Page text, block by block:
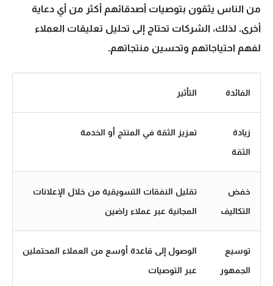
من الناس يثقون بتوصيات أصدقائهم أكثر من أي دعاية
أخرى. لذلك، الشركات تحتاج إلى تحليل تعليقات العملاء
لفهم احتياجاتهم وتحسين منتجاتهم.
الفائدة التأثير
زيادة
الثقة
تعزيز الثقة في المنتج أو الخدمة
خفض
التكاليف
تقليل النفقات التسويقية من خلال الإعلانات
المجانية عبر عملاء راضين
توسيع
الجمهور
الوصول إلى قاعدة أوسع من العملاء المحتملين
عبر التوصيات